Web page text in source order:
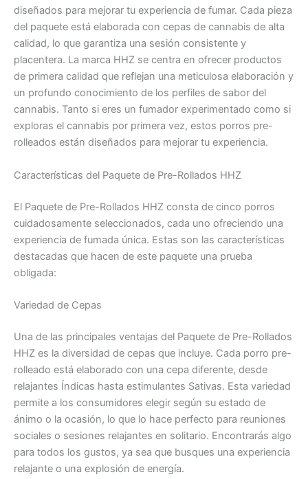
diseñados para mejorar tu experiencia de fumar. Cada pieza
del paquete está elaborada con cepas de cannabis de alta
calidad, lo que garantiza una sesión consistente y
placentera. La marca HHZ se centra en ofrecer productos
de primera calidad que reflejan una meticulosa elaboración y
un profundo conocimiento de los perfiles de sabor del
cannabis. Tanto si eres un fumador experimentado como si
exploras el cannabis por primera vez, estos porros pre-
rolleados están diseñados para mejorar tu experiencia.
Características del Paquete de Pre-Rollados HHZ
El Paquete de Pre-Rollados HHZ consta de cinco porros
cuidadosamente seleccionados, cada uno ofreciendo una
experiencia de fumada única. Estas son las características
destacadas que hacen de este paquete una prueba
obligada:
Variedad de Cepas
Una de las principales ventajas del Paquete de Pre-Rollados
HHZ es la diversidad de cepas que incluye. Cada porro pre-
rolleado está elaborado con una cepa diferente, desde
relajantes Índicas hasta estimulantes Sativas. Esta variedad
permite a los consumidores elegir según su estado de
ánimo o la ocasión, lo que lo hace perfecto para reuniones
sociales o sesiones relajantes en solitario. Encontrarás algo
para todos los gustos, ya sea que busques una experiencia
relajante o una explosión de energía.